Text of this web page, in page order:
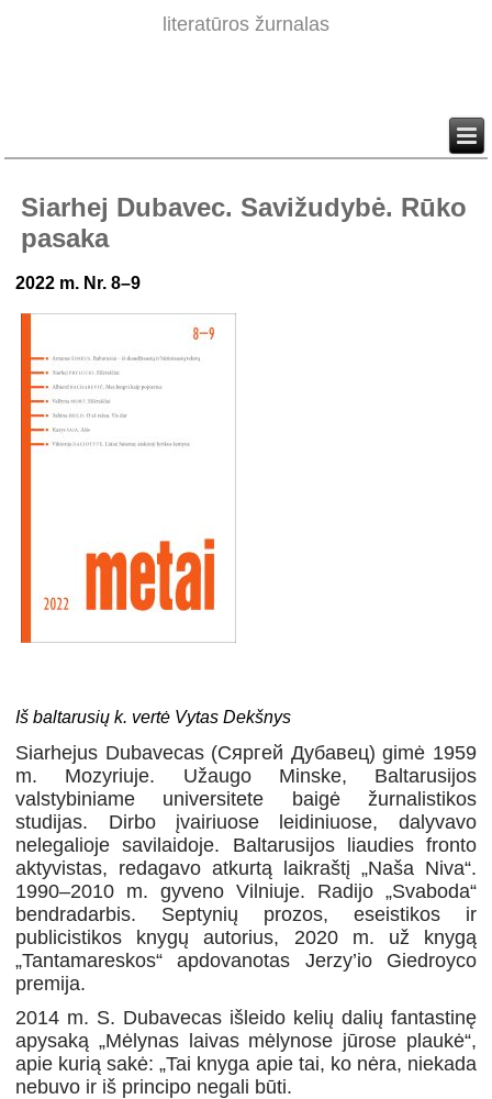
literatūros žurnalas
Siarhej Dubavec. Savižudybė. Rūko
pasaka
2022 m. Nr. 8–9
Iš baltarusių k. vertė Vytas Dekšnys
Siarhejus Dubavecas (Сяргей Дубавец) gimė 1959
m. Mozyriuje. Užaugo Minske, Baltarusijos
valstybiniame universitete baigė žurnalistikos
studijas. Dirbo įvairiuose leidiniuose, dalyvavo
nelegalioje savilaidoje. Baltarusijos liaudies fronto
aktyvistas, redagavo atkurtą laikraštį „Naša Niva“.
1990–2010 m. gyveno Vilniuje. Radijo „Svaboda“
bendradarbis. Septynių prozos, eseistikos ir
publicistikos knygų autorius, 2020 m. už knygą
„Tantamareskos“ apdovanotas Jerzy’io Giedroyco
premija.
2014 m. S. Dubavecas išleido kelių dalių fantastinę
apysaką „Mėlynas laivas mėlynose jūrose plaukė“,
apie kurią sakė: „Tai knyga apie tai, ko nėra, niekada
nebuvo ir iš principo negali būti.